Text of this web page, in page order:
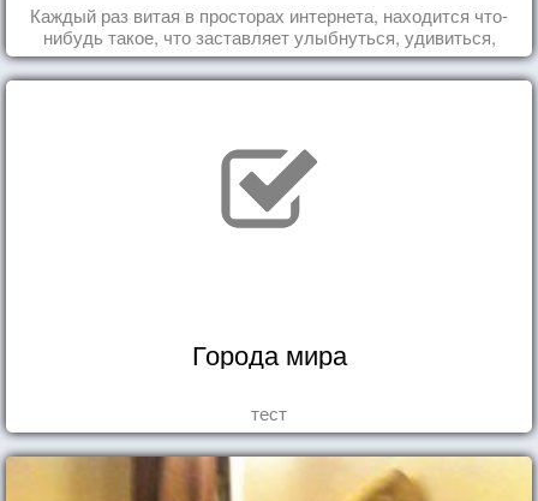
Каждый раз витая в просторах интернета, находится что-
нибудь такое, что заставляет улыбнуться, удивиться,
восхититься...
Города мира
тест